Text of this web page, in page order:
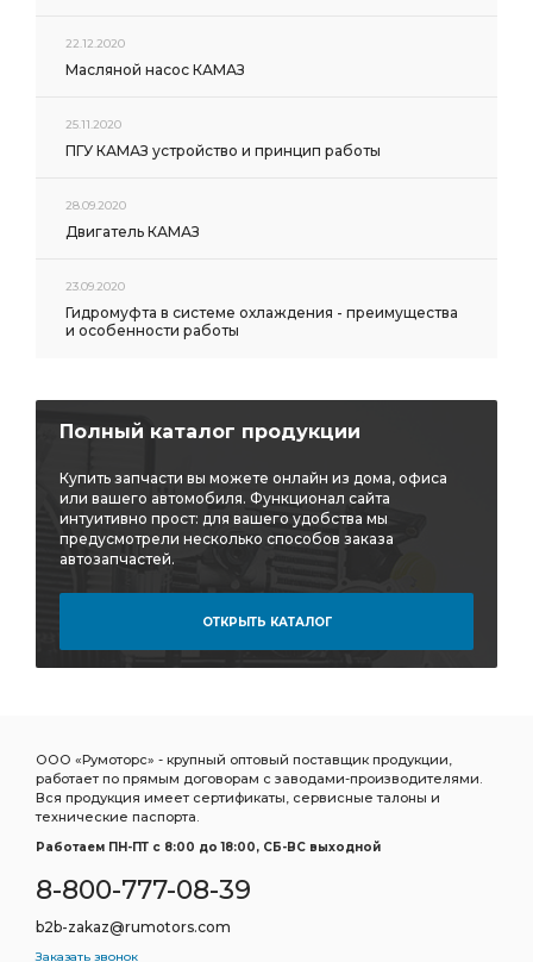
22.12.2020
Масляной насос КАМАЗ
25.11.2020
ПГУ КАМАЗ устройство и принцип работы
28.09.2020
Двигатель КАМАЗ
23.09.2020
Гидромуфта в системе охлаждения - преимущества
и особенности работы
Полный каталог продукции
Купить запчасти вы можете онлайн из дома, офиса
или вашего автомобиля. Функционал сайта
интуитивно прост: для вашего удобства мы
предусмотрели несколько способов заказа
автозапчастей.
ОТКРЫТЬ КАТАЛОГ
ООО «Румоторс» - крупный оптовый поставщик продукции,
работает по прямым договорам с заводами-производителями.
Вся продукция имеет сертификаты, сервисные талоны и
технические паспорта.
Работаем ПН-ПТ c 8:00 до 18:00, СБ-ВС выходной
8-800-777-08-39
b2b-zakaz@rumotors.com
Заказать звонок